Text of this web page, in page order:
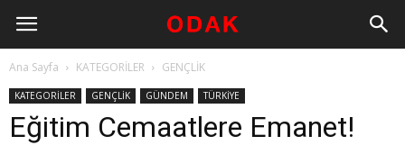
Ana Sayfa KATEGORİLER GENÇLİK
KATEGORİLER GENÇLİK GÜNDEM TÜRKİYE
Eğitim Cemaatlere Emanet!